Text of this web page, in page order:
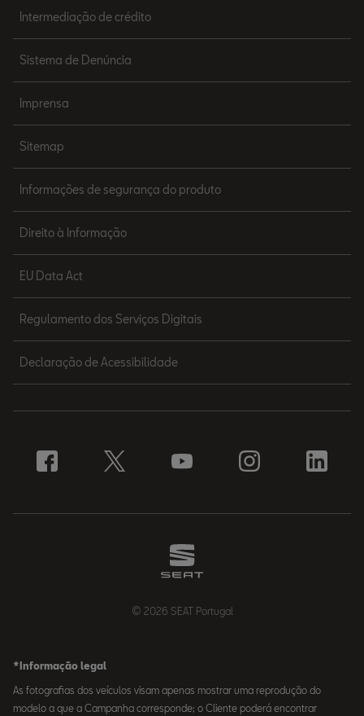
Intermediação de crédito
Sistema de Denúncia
Imprensa
Sitemap
Informações de segurança do produto
Direito à Informação
EU Data Act
Regulamento dos Serviços Digitais
Declaração de Acessibilidade
© 2026 SEAT Portugal
*Informação legal
As fotografias dos veículos visam apenas mostrar uma reprodução do
modelo a que a Campanha corresponde; o Cliente poderá encontrar